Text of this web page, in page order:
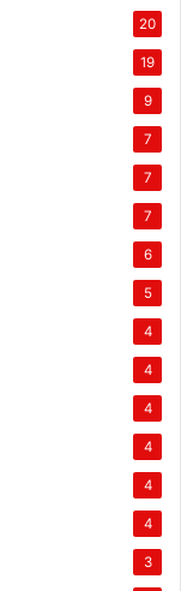
20
19
9
7
7
7
6
5
4
4
4
4
4
4
3